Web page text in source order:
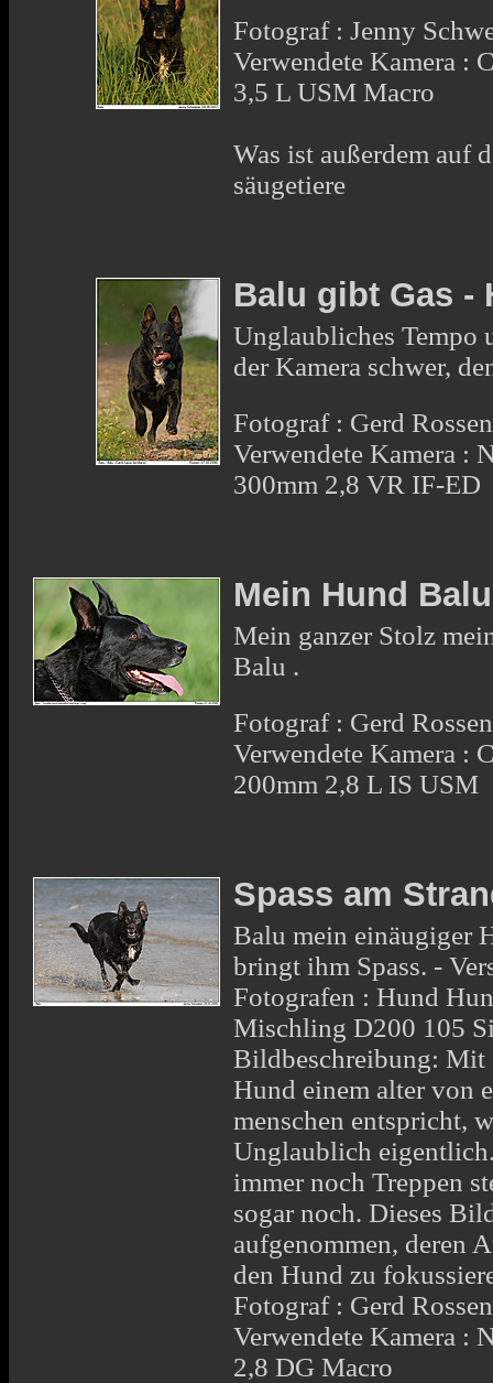
Fotograf : Jenny
Verwendete Kamera :
3,5 L USM Macro
Was ist außerdem auf
säugetiere
Balu gibt Gas -
Unglaubliches Tempo
der Kamera schwer,
Fotograf : Gerd Rossen
Verwendete Kamera
300mm 2,8 VR IF-ED
Mein Hund Balu
Mein ganzer Stolz
Balu .
Fotograf : Gerd Rossen
Verwendete Kamera :
200mm 2,8 L IS USM
Spass am
Balu mein einäugiger
bringt ihm Spass. -
Fotografen : Hund
Mischling D200 105
Bildbeschreibung: Mit
Hund einem alter von
menschen entspricht,
Unglaublich
immer noch Treppen
sogar noch. Dieses
aufgenommen, deren
den Hund zu
Fotograf : Gerd Rossen
Verwendete Kamera :
2,8 DG Macro